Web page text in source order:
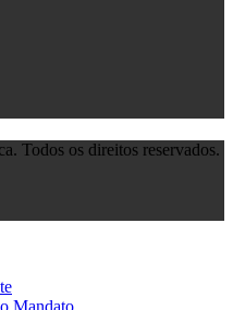
Todos os direitos reservados.
Mandato